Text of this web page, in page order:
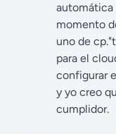
automática
momento
uno de
para el
configurar
y yo creo
cumplidor.